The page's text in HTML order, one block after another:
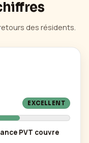
des résidents.
EXCELLENT
PVT couvre